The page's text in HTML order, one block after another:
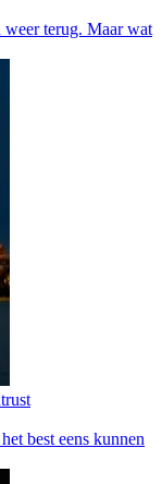
weer terug. Maar wat
best eens kunnen